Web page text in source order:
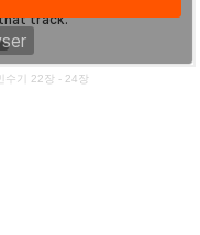
수기 22장 - 24장